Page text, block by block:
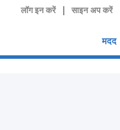
लॉग इन करें साइन अप करें
मदद